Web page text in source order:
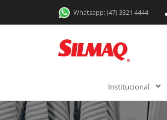
Whatsapp: (47) 3321 4444
Institucional